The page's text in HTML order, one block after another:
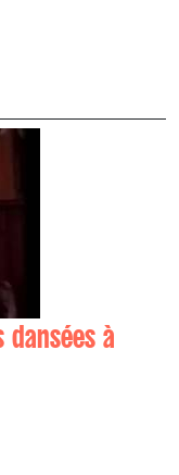
dansées à